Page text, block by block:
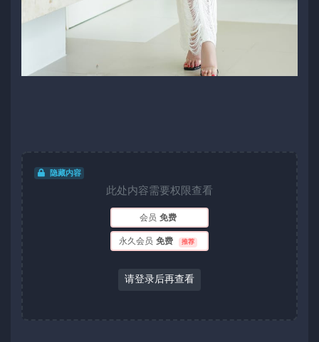
隐藏内容
此处内容需要权限查看
会员 免费
永久会员 免费 推荐
请登录后再查看